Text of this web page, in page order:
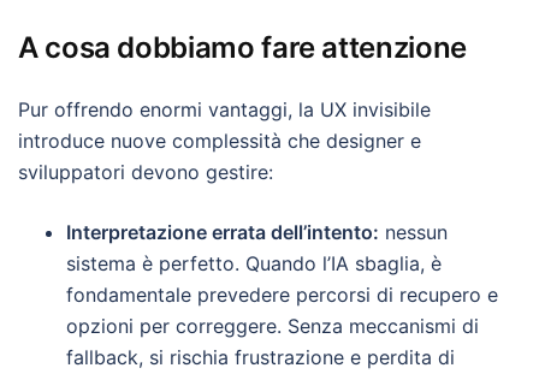
A cosa dobbiamo fare attenzione
Pur offrendo enormi vantaggi, la UX invisibile
introduce nuove complessità che designer e
sviluppatori devono gestire:
Interpretazione errata dell’intento: nessun
sistema è perfetto. Quando l’IA sbaglia, è
fondamentale prevedere percorsi di recupero e
opzioni per correggere. Senza meccanismi di
fallback, si rischia frustrazione e perdita di